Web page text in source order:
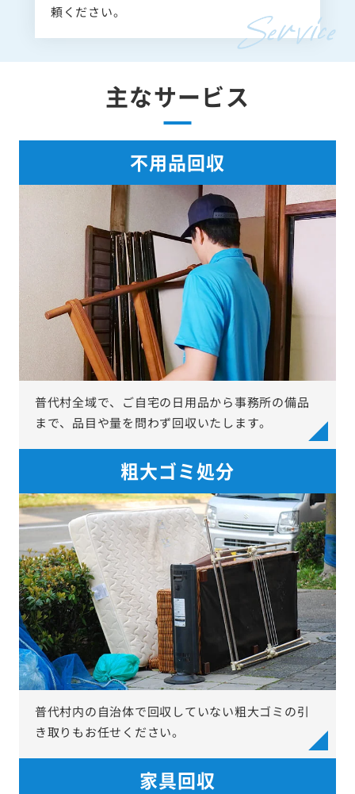
頼ください。
主なサービス
不用品回収
普代村全域で、ご自宅の日用品から事務所の備品
まで、品目や量を問わず回収いたします。
粗大ゴミ処分
普代村内の自治体で回収していない粗大ゴミの引
き取りもお任せください。
家具回収